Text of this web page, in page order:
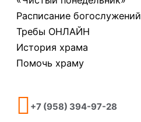
Расписание богослужений
Требы ОНЛАЙН
История храма
Помочь храму
+7 (958) 394-97-28